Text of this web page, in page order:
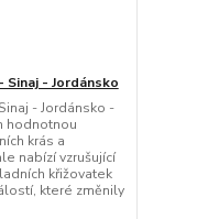
- Jordánsko
- Jordánsko -
hodnotnou
krás a
nabízí vzrušující
křižovatek
které změnily